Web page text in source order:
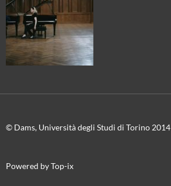
© Dams, Università degli Studi di Torino 2014
Powered by Top-ix